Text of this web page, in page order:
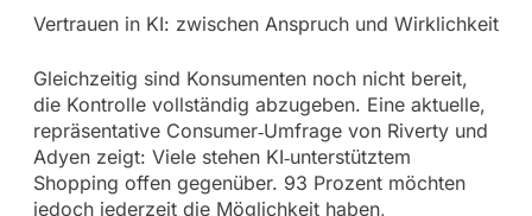
Vertrauen in KI: zwischen Anspruch und Wirklichkeit
Gleichzeitig sind Konsumenten noch nicht bereit,
die Kontrolle vollständig abzugeben. Eine aktuelle,
repräsentative Consumer‑Umfrage von Riverty und
Adyen zeigt: Viele stehen KI‑unterstütztem
Shopping offen gegenüber. 93 Prozent möchten
jedoch jederzeit die Möglichkeit haben,